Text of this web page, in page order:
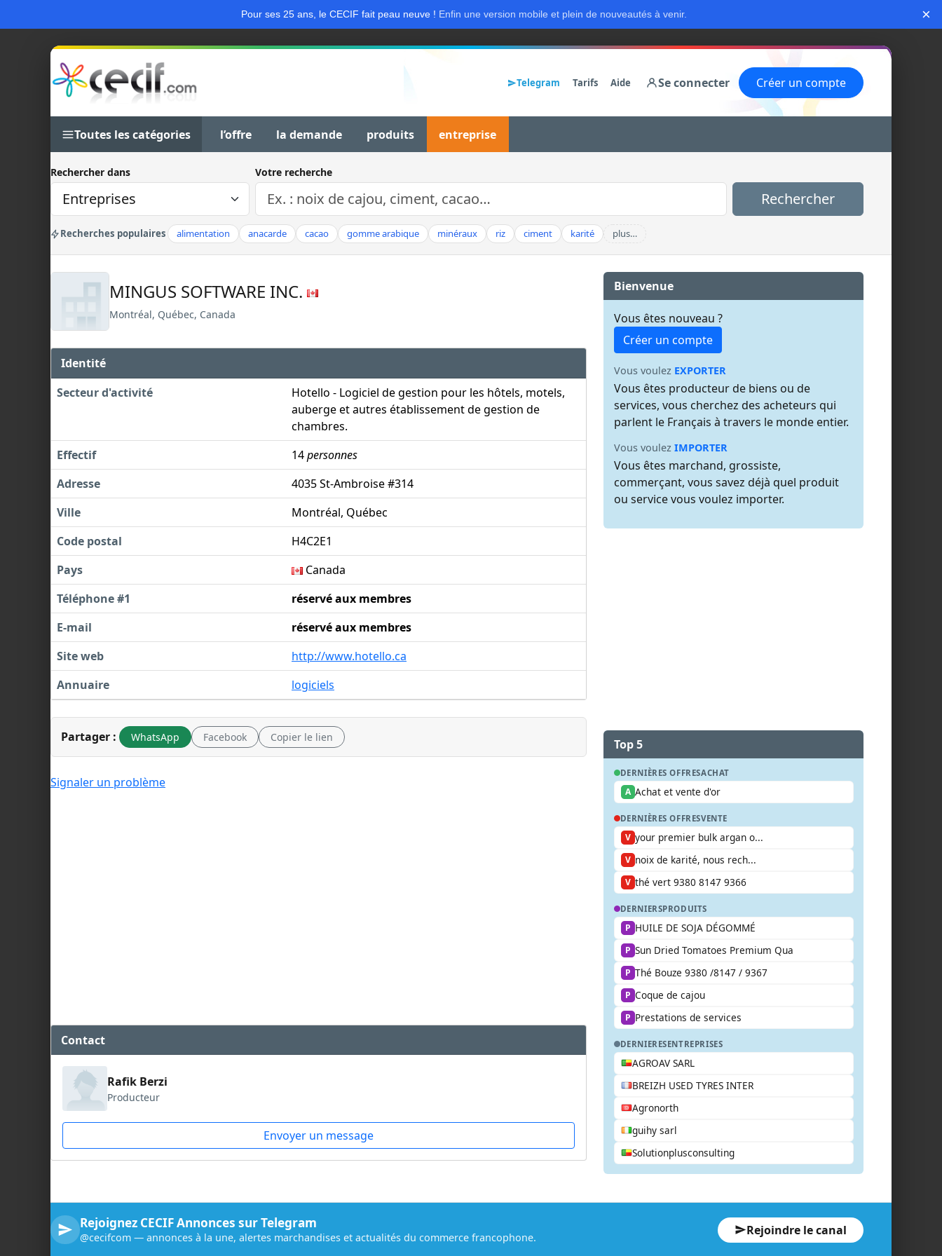
Pour ses 25 ans, le CECIF fait peau neuve ! Enfin une version mobile et plein de nouveautés à venir. ×
Telegram Tarifs Aide Se connecter Créer un compte
Toutes les catégories l’offre la demande produits entreprise
Rechercher dans Votre recherche
Rechercher
Recherches populaires alimentation anacarde cacao gomme arabique minéraux riz ciment karité plus…
MINGUS SOFTWARE INC.
Montréal, Québec, Canada
Identité
Secteur d'activité
Hotello - Logiciel de gestion pour les hôtels, motels,
auberge et autres établissement de gestion de
chambres.
Effectif
14personnes
Adresse
4035 St-Ambroise #314
Ville
Montréal, Québec
Code postal
H4C2E1
Pays
Canada
Téléphone #1
réservé aux membres
E-mail
réservé aux membres
Site web
http://www.hotello.ca
Annuaire
logiciels
Partager : WhatsApp Facebook Copier le lien
Signaler un problème
Contact
Rafik Berzi
Producteur
Envoyer un message
Bienvenue
Vous êtes nouveau ?
Créer un compte
Vous voulez EXPORTER
Vous êtes producteur de biens ou de
services, vous cherchez des acheteurs qui
parlent le Français à travers le monde entier.
Vous voulez IMPORTER
Vous êtes marchand, grossiste,
commerçant, vous savez déjà quel produit
ou service vous voulez importer.
Top 5
DERNIÈRES OFFRESACHAT
A Achat et vente d'or
DERNIÈRES OFFRESVENTE
V your premier bulk argan o...
V noix de karité, nous rech...
V thé vert 9380 8147 9366
DERNIERSPRODUITS
P HUILE DE SOJA DÉGOMMÉ
P Sun Dried Tomatoes Premium Qua
P Thé Bouze 9380 /8147 / 9367
P Coque de cajou
P Prestations de services
DERNIERESENTREPRISES
AGROAV SARL
BREIZH USED TYRES INTER
Agronorth
guihy sarl
Solutionplusconsulting
Rejoignez CECIF Annonces sur Telegram
@cecifcom — annonces à la une, alertes marchandises et actualités du commerce francophone. Rejoindre le canal